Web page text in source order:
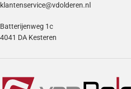
klantenservice@vdolderen.nl
Batterijenweg 1c
4041 DA Kesteren